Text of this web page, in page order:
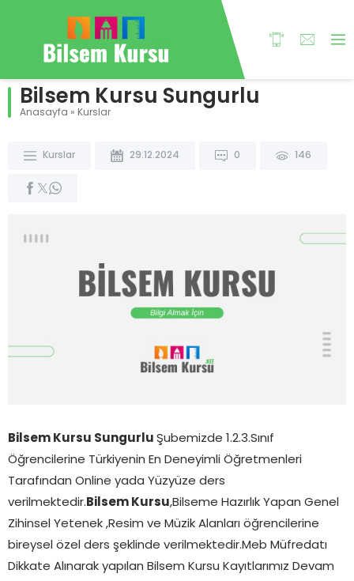
Bilsem Kursu Sungurlu
Anasayfa » Kurslar
Kurslar 29.12.2024 0 146
Bilsem Kursu Sungurlu Şubemizde 1.2.3.Sınıf
Öğrencilerine Türkiyenin En Deneyimli Öğretmenleri
Tarafından Online yada Yüzyüze ders
verilmektedir. Bilsem Kursu ,Bilseme Hazırlık Yapan Genel
Zihinsel Yetenek ,Resim ve Müzik Alanları öğrencilerine
bireysel özel ders şeklinde verilmektedir.Meb Müfredatı
Dikkate Alınarak yapılan Bilsem Kursu Kayıtlarımız Devam